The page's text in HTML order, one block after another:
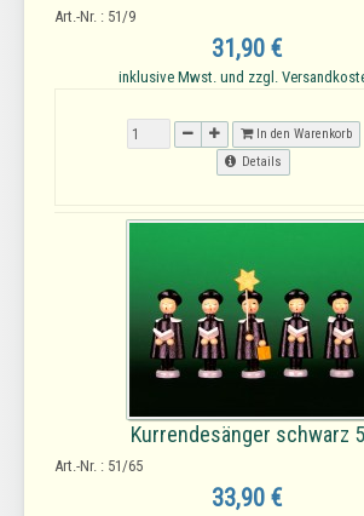
Art.-Nr. : 51/9
31,90 €
inklusive Mwst. und zzgl.
In den Warenkorb
Details
Kurrendesänger schwarz
Art.-Nr. : 51/65
33,90 €